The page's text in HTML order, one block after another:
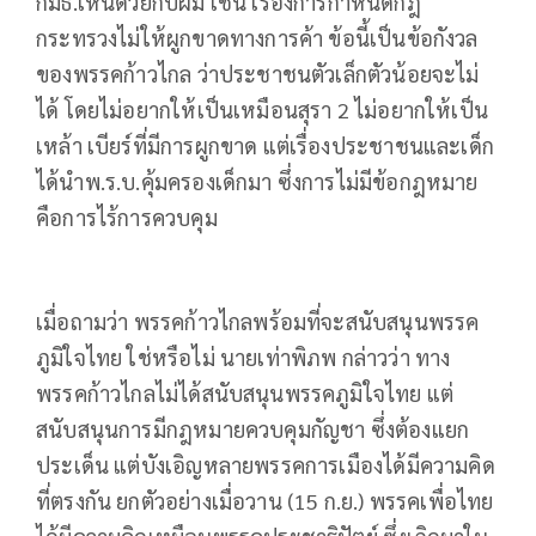
กระทรวงไม่ให้ผูกขาดทางการค้า ข้อนี้เป็นข้อกังวล
ของพรรคก้าวไกล ว่าประชาชนตัวเล็กตัวน้อยจะไม่
ได้ โดยไม่อยากให้เป็นเหมือนสุรา 2 ไม่อยากให้เป็น
เหล้า เบียร์ที่มีการผูกขาด แต่เรื่องประชาชนและเด็ก
ได้นำพ.ร.บ.คุ้มครองเด็กมา ซึ่งการไม่มีข้อกฎหมาย
คือการไร้การควบคุม
เมื่อถามว่า พรรคก้าวไกลพร้อมที่จะสนับสนุนพรรค
ภูมิใจไทย ใช่หรือไม่ นายเท่าพิภพ กล่าวว่า ทาง
พรรคก้าวไกลไม่ได้สนับสนุนพรรคภูมิใจไทย แต่
สนับสนุนการมีกฎหมายควบคุมกัญชา ซึ่งต้องแยก
ประเด็น แต่บังเอิญหลายพรรคการเมืองได้มีความคิด
ที่ตรงกัน ยกตัวอย่างเมื่อวาน (15 ก.ย.) พรรคเพื่อไทย